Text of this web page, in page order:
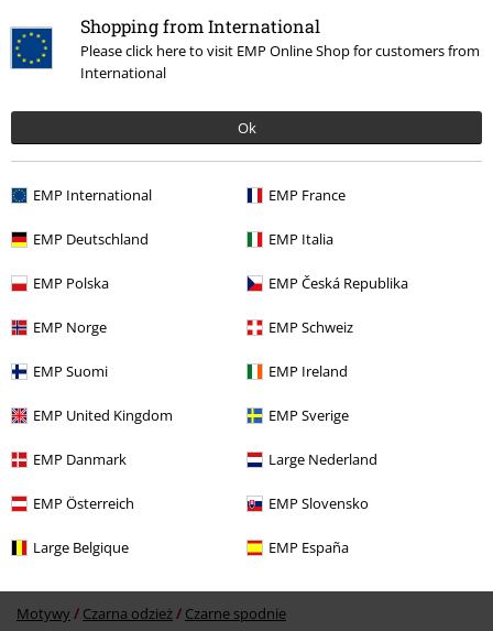
Shopping from International
Please click here to visit EMP Online Shop for customers from
International
Ok
EMP International EMP France
EMP Deutschland EMP Italia
EMP Polska EMP Česká Republika
EMP Norge EMP Schweiz
EMP Suomi EMP Ireland
EMP United Kingdom EMP Sverige
EMP Danmark Large Nederland
EMP Österreich EMP Slovensko
Large Belgique EMP España
Ostatnia wizyta
329.90 zł
Więcej kategorii. Więcej możliwości.
Motywy Czarna odzież Czarne spodnie